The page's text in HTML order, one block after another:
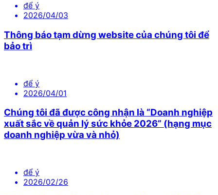
để ý
2026/04/03
Thông báo tạm dừng website của chúng tôi để
bảo trì
để ý
2026/04/01
Chúng tôi đã được công nhận là “Doanh nghiệp
xuất sắc về quản lý sức khỏe 2026” (hạng mục
doanh nghiệp vừa và nhỏ)
để ý
2026/02/26